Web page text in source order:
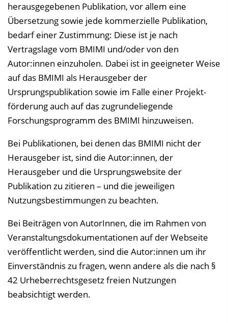
herausgegebenen Publikation, vor allem eine
Übersetzung sowie jede kommerzielle Publikation,
bedarf einer Zustimmung: Diese ist je nach
Vertragslage vom BMIMI und/oder von den
Autor:innen einzuholen. Dabei ist in geeigneter Weise
auf das BMIMI als Herausgeber der
Ursprungspublikation sowie im Falle einer Projekt­
förderung auch auf das zugrundeliegende
Forschungsprogramm des BMIMI hinzuweisen.
Bei Publikationen, bei denen das BMIMI nicht der
Herausgeber ist, sind die Autor:innen, der
Herausgeber und die Ursprungswebsite der
Publikation zu zitieren – und die jeweiligen
Nutzungsbestimmungen zu beachten.
Bei Beiträgen von AutorInnen, die im Rahmen von
Veranstaltungs­dokumentationen auf der Webseite
veröffentlicht werden, sind die Autor:innen um ihr
Einverständnis zu fragen, wenn andere als die nach §
42 Urheberrechtsgesetz freien Nutzungen
beabsichtigt werden.